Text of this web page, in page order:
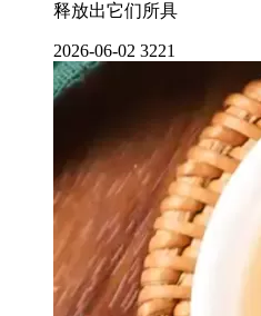
释放出它们所具
2026-06-02 3221